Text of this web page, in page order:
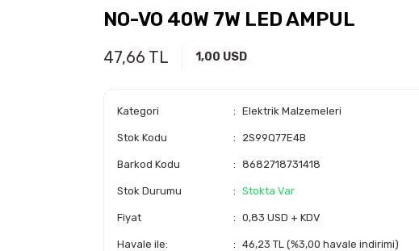
NO-VO 40W 7W LED AMPUL
47,66 TL 1,00 USD
Kategori Elektrik Malzemeleri
Stok Kodu 2S99Q77E4B
Barkod Kodu 8682718731418
Stok Durumu Stokta Var
Fiyat 0,83 USD + KDV
Havale ile: 46,23 TL (%3,00 havale indirimi)